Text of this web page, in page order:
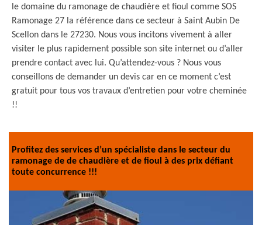
le domaine du ramonage de chaudière et fioul comme SOS
Ramonage 27 la référence dans ce secteur à Saint Aubin De
Scellon dans le 27230. Nous vous incitons vivement à aller
visiter le plus rapidement possible son site internet ou d’aller
prendre contact avec lui. Qu’attendez-vous ? Nous vous
conseillons de demander un devis car en ce moment c’est
gratuit pour tous vos travaux d’entretien pour votre cheminée
!!
Profitez des services d’un spécialiste dans le secteur du
ramonage de de chaudière et de fioul à des prix défiant
toute concurrence !!!